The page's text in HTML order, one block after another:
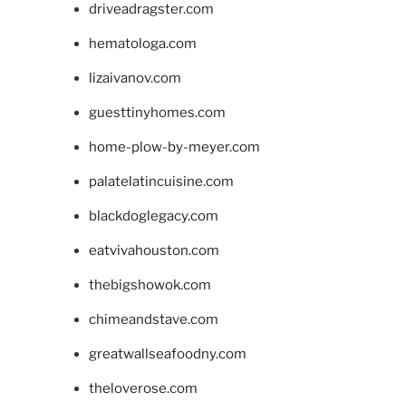
driveadragster.com
hematologa.com
lizaivanov.com
guesttinyhomes.com
home-plow-by-meyer.com
palatelatincuisine.com
blackdoglegacy.com
eatvivahouston.com
thebigshowok.com
chimeandstave.com
greatwallseafoodny.com
theloverose.com